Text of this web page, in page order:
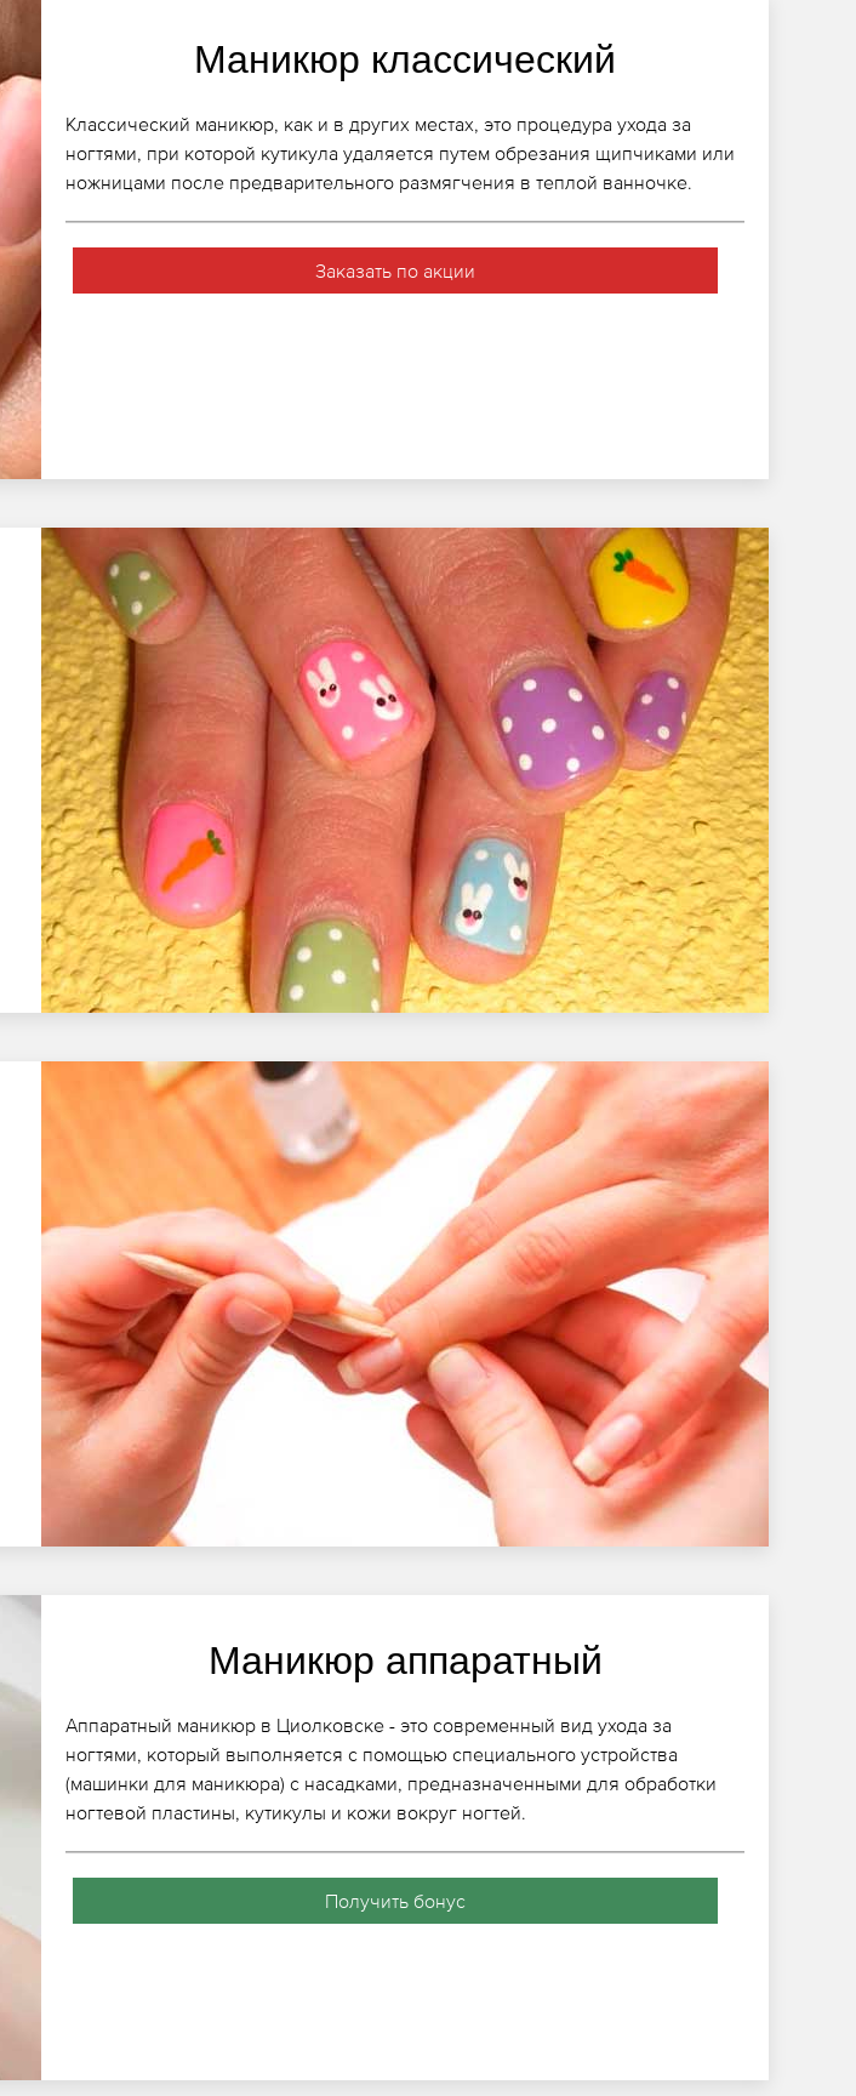
Маникюр классический
Классический маникюр, как и в других местах, это процедура ухода за
ногтями, при которой кутикула удаляется путем обрезания щипчиками или
ножницами после предварительного размягчения в теплой ванночке.
Заказать по акции
Маникюр аппаратный
Аппаратный маникюр в Циолковске - это современный вид ухода за
ногтями, который выполняется с помощью специального устройства
(машинки для маникюра) с насадками, предназначенными для обработки
ногтевой пластины, кутикулы и кожи вокруг ногтей.
Получить бонус